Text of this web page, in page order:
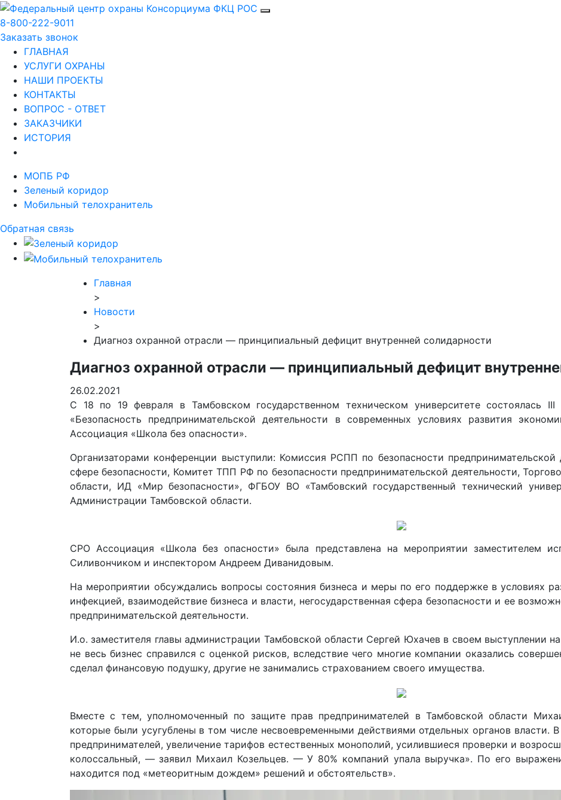
8-800-222-9011
Заказать звонок
ГЛАВНАЯ
УСЛУГИ ОХРАНЫ
НАШИ ПРОЕКТЫ
КОНТАКТЫ
ВОПРОС - ОТВЕТ
ЗАКАЗЧИКИ
ИСТОРИЯ
МОПБ РФ
Зеленый коридор
Мобильный телохранитель
Обратная связь
Главная
>
Новости
>
Диагноз охранной отрасли — принципиальный дефицит внутренней солидарности
Диагноз охранной отрасли — принципиальный дефицит
26.02.2021
С 18 по 19 февраля в Тамбовском государственном техническом университете состоялась III
«Безопасность предпринимательской деятельности в современных условиях развития
Ассоциация «Школа без опасности».
Организаторами конференции выступили: Комиссия РСПП по безопасности предпринимательской
сфере безопасности, Комитет ТПП РФ по безопасности предпринимательской деятельности,
области, ИД «Мир безопасности», ФГБОУ ВО «Тамбовский государственный технический
Администрации Тамбовской области.
СРО Ассоциация «Школа без опасности» была представлена на мероприятии заместителем
Силивончиком и инспектором Андреем Диванидовым.
На мероприятии обсуждались вопросы состояния бизнеса и меры по его поддержке в условиях
инфекцией, взаимодействие бизнеса и власти, негосударственная сфера безопасности и ее
предпринимательской деятельности.
И.о. заместителя главы администрации Тамбовской области Сергей Юхачев в своем выступлении
не весь бизнес справился с оценкой рисков, вследствие чего многие компании оказались
сделал финансовую подушку, другие не занимались страхованием своего имущества.
Вместе с тем, уполномоченный по защите прав предпринимателей в Тамбовской области
которые были усугублены в том числе несвоевременными действиями отдельных органов власти.
предпринимателей, увеличение тарифов естественных монополий, усилившиеся проверки и
колоссальный, — заявил Михаил Козельцев. — У 80% компаний упала выручка». По его
находится под «метеоритным дождем» решений и обcтоятельств».